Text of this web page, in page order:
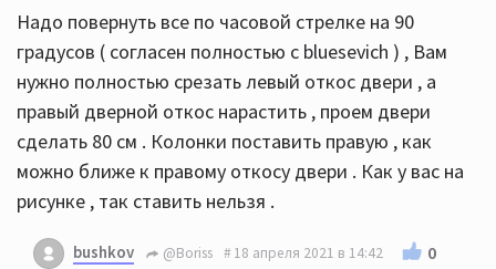
Надо повернуть все по часовой стрелке на 90
градусов ( согласен полностью с bluesevich ) , Вам
нужно полностью срезать левый откос двери , а
правый дверной откос нарастить , проем двери
сделать 80 см . Колонки поставить правую , как
можно ближе к правому откосу двери . Как у вас на
рисунке , так ставить нельзя .
bushkov @Boriss 18 апреля 2021 в 14:42 0